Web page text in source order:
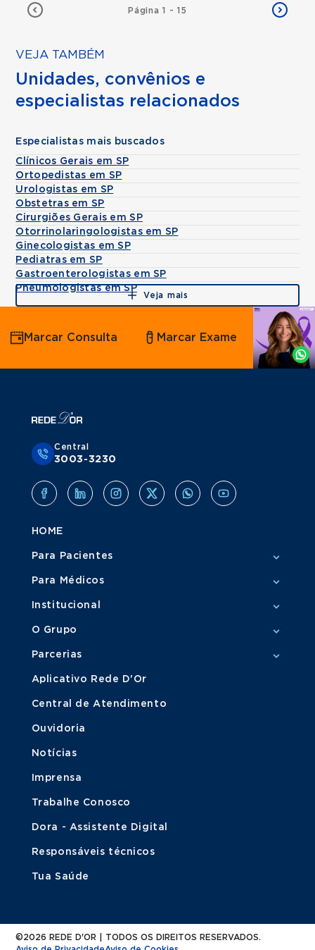
Página 1 - 15
VEJA TAMBÉM
Unidades, convênios e
especialistas relacionados
Especialistas mais buscados
Clínicos Gerais em SP
Ortopedistas em SP
Urologistas em SP
Obstetras em SP
Cirurgiões Gerais em SP
Otorrinolaringologistas em SP
Ginecologistas em SP
Pediatras em SP
Gastroenterologistas em SP
Pneumologistas em SP
Veja mais
Agende
por
Whatsapp
Marcar Consulta Marcar Exame
Central
3003-3230
HOME
Para Pacientes
Para Médicos
Institucional
O Grupo
Parcerias
Aplicativo Rede D'Or
Central de Atendimento
Ouvidoria
Notícias
Imprensa
Trabalhe Conosco
Dora - Assistente Digital
Responsáveis técnicos
Tua Saúde
©2026 REDE D'OR | TODOS OS DIREITOS RESERVADOS.